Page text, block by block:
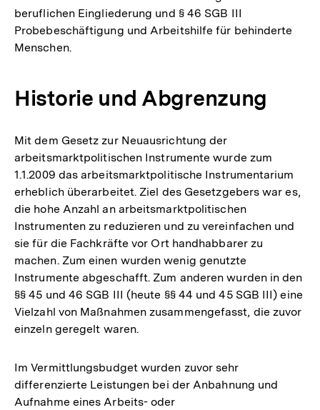
beruflichen Eingliederung und § 46 SGB III
Probebeschäftigung und Arbeitshilfe für behinderte
Menschen.
Historie und Abgrenzung
Mit dem Gesetz zur Neuausrichtung der
arbeitsmarktpolitischen Instrumente wurde zum
1.1.2009 das arbeitsmarktpolitische Instrumentarium
erheblich überarbeitet. Ziel des Gesetzgebers war es,
die hohe Anzahl an arbeitsmarktpolitischen
Instrumenten zu reduzieren und zu vereinfachen und
sie für die Fachkräfte vor Ort handhabbarer zu
machen. Zum einen wurden wenig genutzte
Instrumente abgeschafft. Zum anderen wurden in den
§§ 45 und 46 SGB III (heute §§ 44 und 45 SGB III) eine
Vielzahl von Maßnahmen zusammengefasst, die zuvor
einzeln geregelt waren.
Im Vermittlungsbudget wurden zuvor sehr
differenzierte Leistungen bei der Anbahnung und
Aufnahme eines Arbeits- oder